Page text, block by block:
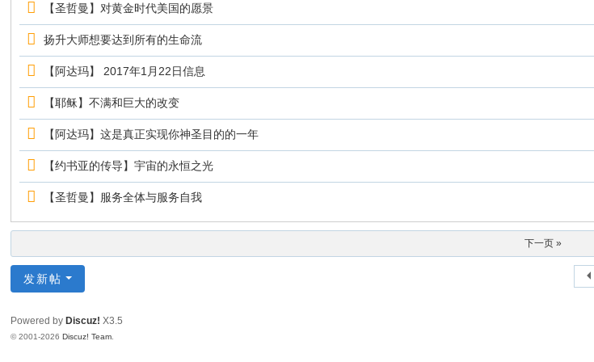
【圣哲曼】对黄金时代美国的愿景
扬升大师想要达到所有的生命流
【阿达玛】 2017年1月22日信息
【耶稣】不满和巨大的改变
【阿达玛】这是真正实现你神圣目的的一年
【约书亚的传导】宇宙的永恒之光
【圣哲曼】服务全体与服务自我
下一页 »
发新帖
Powered by Discuz! X3.5
© 2001-2026Discuz! Team